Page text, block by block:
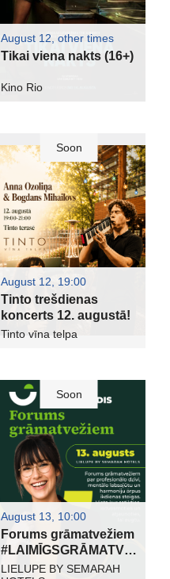
August 12, other times
Tikai viena nakts (16+)
Kino Rio
Soon
August 12, 19:00
Tinto trešdienas
koncerts 12. augustā!
Tinto vīna telpa
Soon
August 13, 10:00
Forums grāmatvežiem
#LAIMĪGSGRĀMATVEDIS
LIELUPE BY SEMARAH